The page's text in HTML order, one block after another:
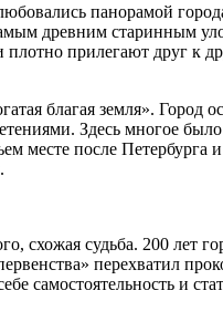
панорамой
древним старинным
прилегают друг к
благая земля». Город
Здесь многое
месте после
схожая судьба. 200 лет
перехватил
и